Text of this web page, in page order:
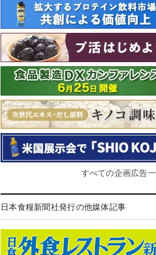
すべての企画広告
日本食糧新聞社発行の他媒体記事